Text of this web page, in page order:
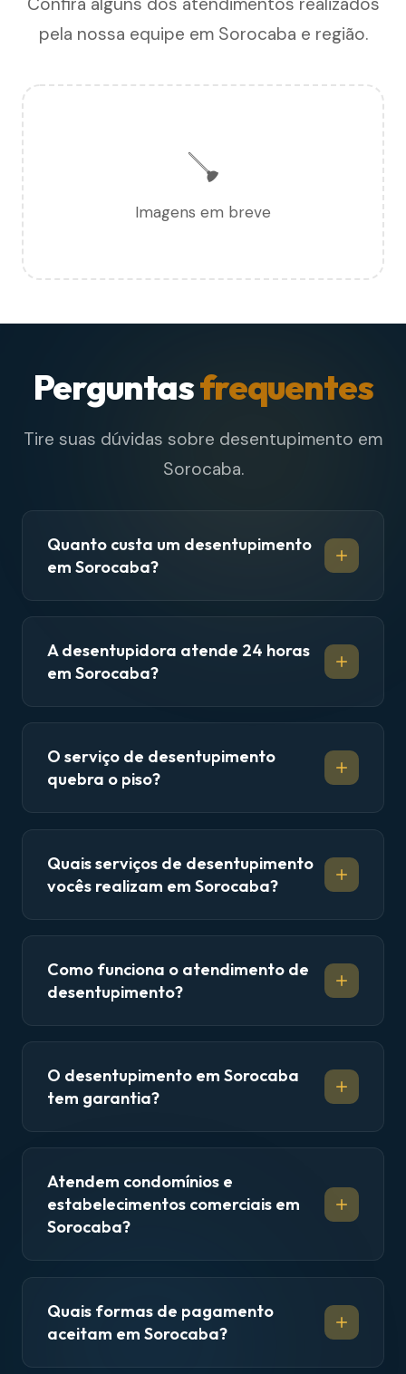
pela nossa equipe em Sorocaba e região.
🪠
Imagens em breve
Perguntasfrequentes
Tire suas dúvidas sobre desentupimento em
Sorocaba.
Quanto custa um desentupimento
em Sorocaba?
A desentupidora atende 24 horas
em Sorocaba?
O serviço de desentupimento
quebra o piso?
Quais serviços de desentupimento
vocês realizam em Sorocaba?
Como funciona o atendimento de
desentupimento?
O desentupimento em Sorocaba
tem garantia?
Atendem condomínios e
estabelecimentos comerciais em
Sorocaba?
Quais formas de pagamento
aceitam em Sorocaba?